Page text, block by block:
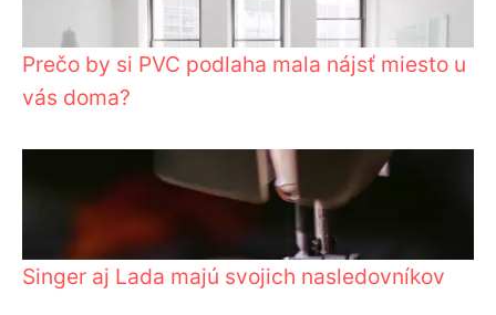
Prečo by si PVC podlaha mala nájsť miesto u
vás doma?
Singer aj Lada majú svojich nasledovníkov